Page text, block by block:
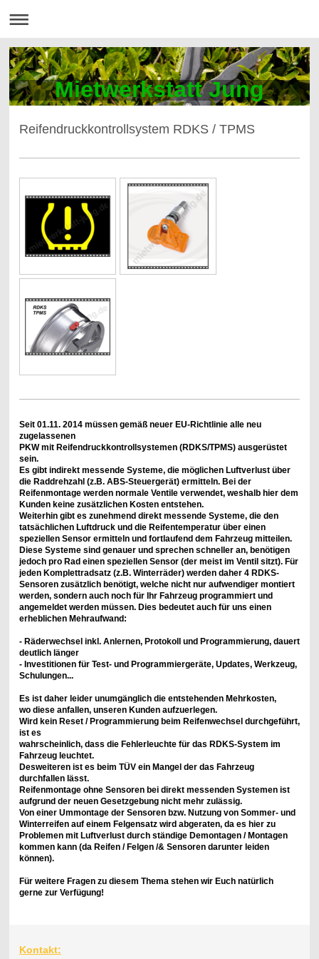
Mietwerkstatt Jung
Reifendruckkontrollsystem RDKS / TPMS
Seit 01.11. 2014 müssen gemäß neuer EU-Richtlinie alle neu
zugelassenen
PKW mit Reifendruckkontrollsystemen (RDKS/TPMS) ausgerüstet
sein.
Es gibt indirekt messende Systeme, die möglichen Luftverlust über
die Raddrehzahl (z.B. ABS-Steuergerät) ermitteln. Bei der
Reifenmontage werden normale Ventile verwendet, weshalb hier dem
Kunden keine zusätzlichen Kosten entstehen.
Weiterhin gibt es zunehmend direkt messende Systeme, die den
tatsächlichen Luftdruck und die Reifentemperatur über einen
speziellen Sensor ermitteln und fortlaufend dem Fahrzeug mitteilen.
Diese Systeme sind genauer und sprechen schneller an, benötigen
jedoch pro Rad einen speziellen Sensor (der meist im Ventil sitzt). Für
jeden Komplettradsatz (z.B. Winterräder) werden daher 4 RDKS-
Sensoren zusätzlich benötigt, welche nicht nur aufwendiger montiert
werden, sondern auch noch für Ihr Fahrzeug programmiert und
angemeldet werden müssen. Dies bedeutet auch für uns einen
erheblichen Mehraufwand:
- Räderwechsel inkl. Anlernen, Protokoll und Programmierung, dauert
deutlich länger
- Investitionen für Test- und Programmiergeräte, Updates, Werkzeug,
Schulungen...
Es ist daher leider unumgänglich die entstehenden Mehrkosten,
wo diese anfallen, unseren Kunden aufzuerlegen.
Wird kein Reset / Programmierung beim Reifenwechsel durchgeführt,
ist es
wahrscheinlich, dass die Fehlerleuchte für das RDKS-System im
Fahrzeug leuchtet.
Desweiteren ist es beim TÜV ein Mangel der das Fahrzeug
durchfallen lässt.
Reifenmontage ohne Sensoren bei direkt messenden Systemen ist
aufgrund der neuen Gesetzgebung nicht mehr zulässig.
Von einer Ummontage der Sensoren bzw. Nutzung von Sommer- und
Winterreifen auf einem Felgensatz wird abgeraten, da es hier zu
Problemen mit Luftverlust durch ständige Demontagen / Montagen
kommen kann (da Reifen / Felgen /& Sensoren darunter leiden
können).
Für weitere Fragen zu diesem Thema stehen wir Euch natürlich
gerne zur Verfügung!
Kontakt: